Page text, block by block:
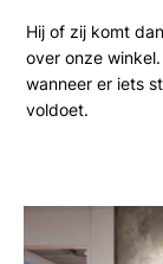
Hij of zij komt
over onze
wanneer er iets
voldoet.